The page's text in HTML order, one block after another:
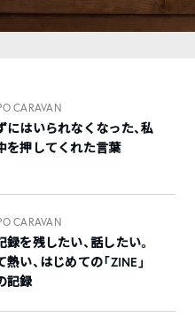
CARAVAN
にはいられなくなった、私
を押してくれた言葉
CARAVAN
録を残したい、話したい。
熱い、はじめての「ZINE」
記録